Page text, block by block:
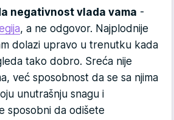
negativnost vlada vama -
, a ne odgovor. Najplodnije
dolazi upravo u trenutku kada
tako dobro. Sreća nije
već sposobnost da se sa njima
unutrašnju snagu i
sposobni da odišete